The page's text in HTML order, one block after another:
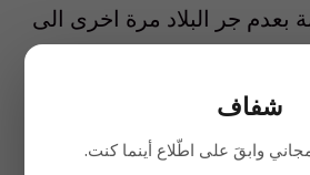
بعدم جر البلاد مرة اخرى الى
البريئة، وتدمر الاقتصاد
وتعصف بالسياحة
بل راحت تنتقد الحكومة
والتغافل ازاء عدد من
شفاف
وابقَ على اطّلاع أينما كنت.